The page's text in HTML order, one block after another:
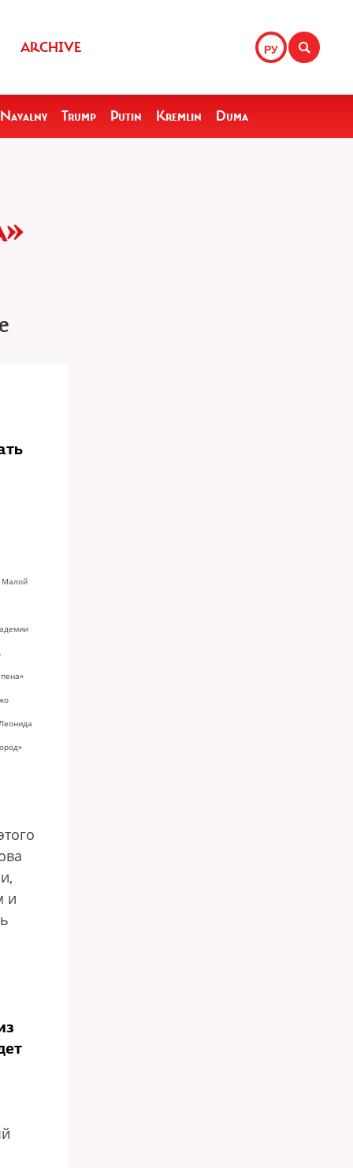
РУ
ARCHIVE
Navalny Trump Putin Kremlin Duma
Малой
и